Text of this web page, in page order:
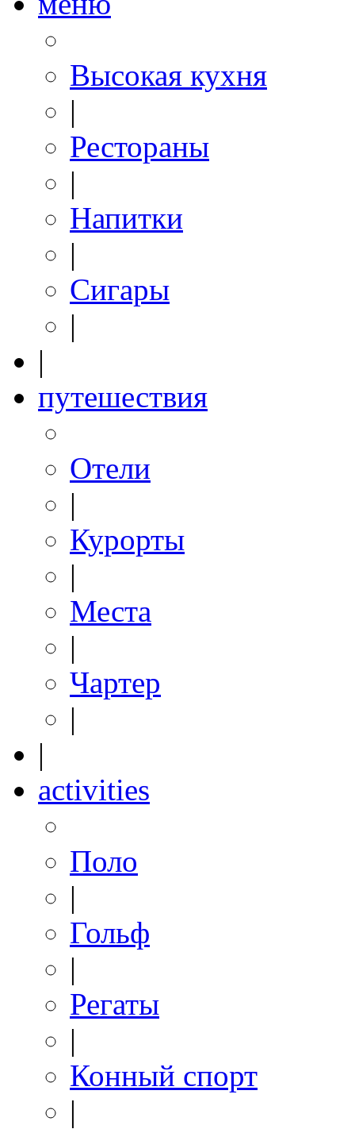
Высокая кухня
|
Рестораны
|
Напитки
|
Сигары
|
|
путешествия
Отели
|
Курорты
|
Места
|
Чартер
|
|
activities
Поло
|
Гольф
|
Регаты
|
Конный спорт
|